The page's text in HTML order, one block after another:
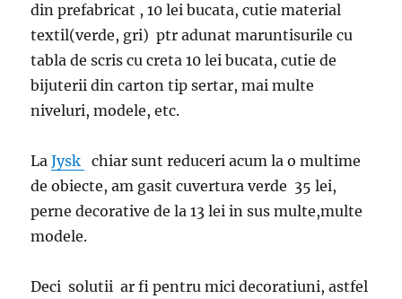
din prefabricat , 10 lei bucata, cutie material
textil(verde, gri) ptr adunat maruntisurile cu
tabla de scris cu creta 10 lei bucata, cutie de
bijuterii din carton tip sertar, mai multe
niveluri, modele, etc.
LaJysk chiar sunt reduceri acum la o multime
de obiecte, am gasit cuvertura verde 35 lei,
perne decorative de la 13 lei in sus multe,multe
modele.
Deci solutii ar fi pentru mici decoratiuni, astfel